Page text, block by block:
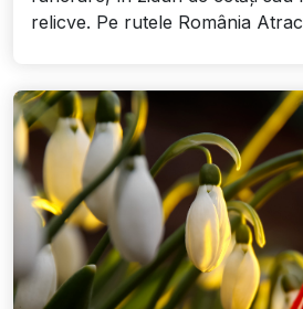
relicve. Pe rutele România